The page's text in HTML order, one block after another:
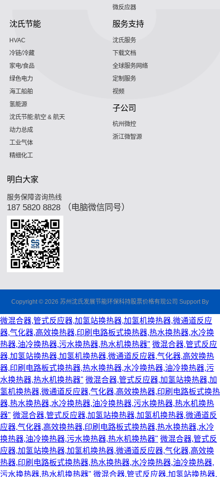
微反应器
沈氏节能
HVAC
冷链/冷藏
家电/食品
绿色电力
海工船舶
氢能源
沈氏节能:航空 & 航天
动力总成
工业气体
精细化工
服务支持
沈氏服务
下载文档
全球服务网络
定制服务
视频
子公司
杭州微控
浙江微智源
明白大家
服务保障咨询热线
187 5820 8828 （电脑微信同号）
Copyright © 2026 苏州沈氏发展节能环保科持股票价格有现公司 Support By
微混合器,管式反应器,加氢站换热器,加氢机换热器,微通道反应
器,气化器,高效换热器,印刷电路板式换热器,热水换热器,水冷换
热器,油冷换热器,污水换热器,热水机换热器" 微混合器,管式反应
器,加氢站换热器,加氢机换热器,微通道反应器,气化器,高效换热
器,印刷电路板式换热器,热水换热器,水冷换热器,油冷换热器,污
水换热器,热水机换热器" 微混合器,管式反应器,加氢站换热器,加
氢机换热器,微通道反应器,气化器,高效换热器,印刷电路板式换热
器,热水换热器,水冷换热器,油冷换热器,污水换热器,热水机换热
器" 微混合器,管式反应器,加氢站换热器,加氢机换热器,微通道反
应器,气化器,高效换热器,印刷电路板式换热器,热水换热器,水冷
换热器,油冷换热器,污水换热器,热水机换热器" 微混合器,管式反
应器,加氢站换热器,加氢机换热器,微通道反应器,气化器,高效换
热器,印刷电路板式换热器,热水换热器,水冷换热器,油冷换热器,
污水换热器,热水机换热器" 微混合器,管式反应器,加氢站换热器,